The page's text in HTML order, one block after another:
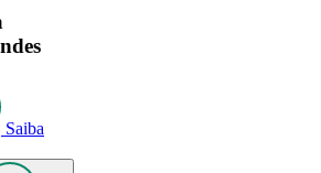
Saiba